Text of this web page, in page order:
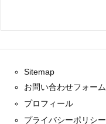
Sitemap
お問い合わせフォーム
プロフィール
プライバシーポリシー